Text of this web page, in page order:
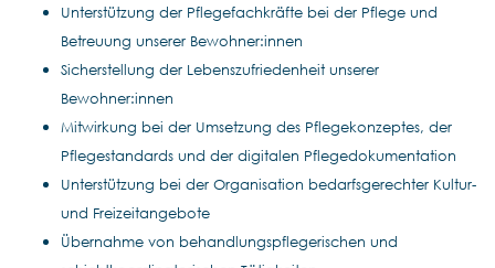
Unterstützung der Pflegefachkräfte bei der Pflege und
Betreuung unserer Bewohner:innen
Sicherstellung der Lebenszufriedenheit unserer
Bewohner:innen
Mitwirkung bei der Umsetzung des Pflegekonzeptes, der
Pflegestandards und der digitalen Pflegedokumentation
Unterstützung bei der Organisation bedarfsgerechter Kultur-
und Freizeitangebote
Übernahme von behandlungspflegerischen und